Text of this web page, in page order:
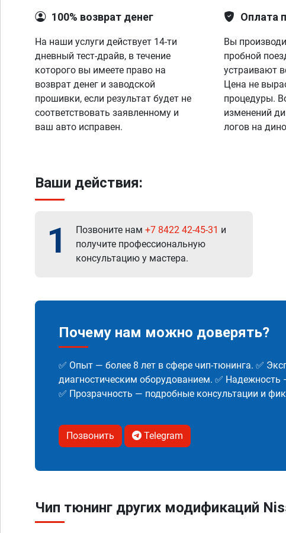
100% возврат денег
На наши услуги действует 14-ти
дневный тест-драйв, в течение
которого вы имеете право на
возврат денег и заводской
прошивки, если результат будет не
соответствовать заявленному и
ваш авто исправен.
Оплата
Вы
пробной
устраивают
Цена не
процедуры.
изменений
логов на
Ваши действия:
1 Позвоните нам +7 8422 42-45-31 и
получите профессиональную
консультацию у мастера.
Почему нам можно доверять?
✅ Опыт — более 8 лет в сфере чип-тюнинга. ✅
диагностическим оборудованием. ✅ Надежность
✅ Прозрачность — подробные консультации и
Позвонить Telegram
Чип тюнинг других модификаций